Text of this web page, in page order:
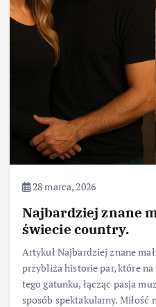
28 marca, 2026
Najbardziej znane
świecie country.
Artykuł Najbardziej znane
przybliża historie par, które na
tego gatunku, łącząc pasja
sposób spektakularny. Miłość